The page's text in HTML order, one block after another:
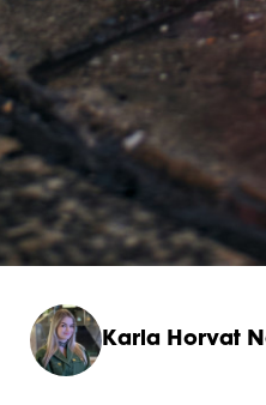
Karla Horvat